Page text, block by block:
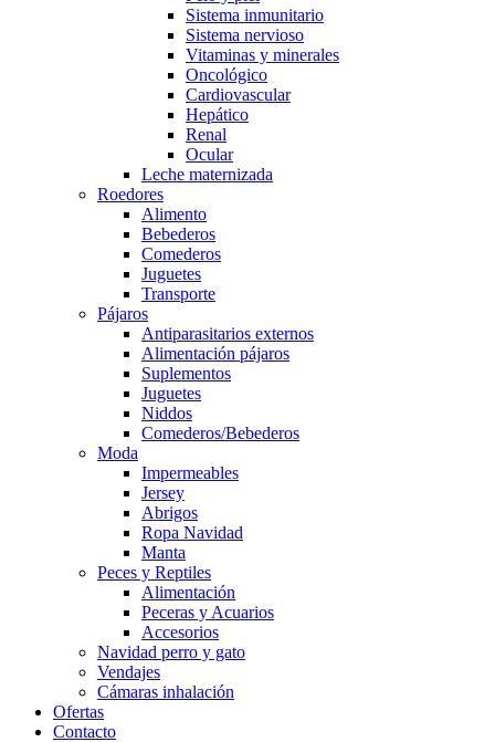
Sistema inmunitario
Sistema nervioso
Vitaminas y minerales
Oncológico
Cardiovascular
Hepático
Renal
Ocular
Leche maternizada
Roedores
Alimento
Bebederos
Comederos
Juguetes
Transporte
Pájaros
Antiparasitarios externos
Alimentación pájaros
Suplementos
Juguetes
Niddos
Comederos/Bebederos
Moda
Impermeables
Jersey
Abrigos
Ropa Navidad
Manta
Peces y Reptiles
Alimentación
Peceras y Acuarios
Accesorios
Navidad perro y gato
Vendajes
Cámaras inhalación
Ofertas
Contacto